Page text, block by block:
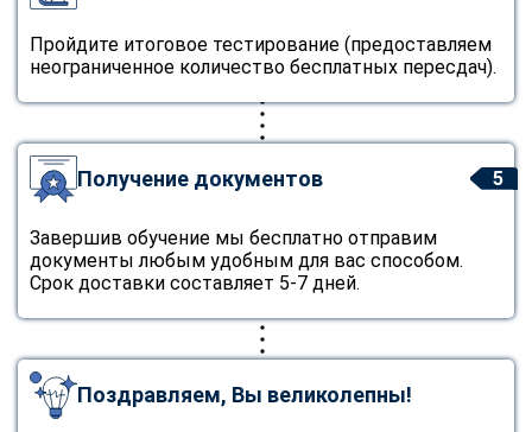
Пройдите итоговое тестирование (предоставляем
неограниченное количество бесплатных пересдач).
5
Получение документов
Завершив обучение мы бесплатно отправим
документы любым удобным для вас способом.
Срок доставки составляет 5-7 дней.
Поздравляем, Вы великолепны!